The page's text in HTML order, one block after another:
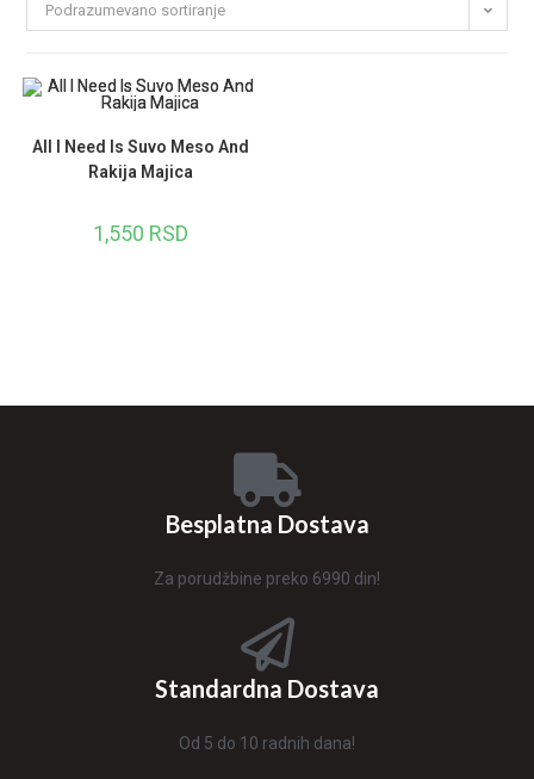
Podrazumevano sortiranje
All I Need Is Suvo Meso And
Rakija Majica
1,550 RSD
Besplatna Dostava
Za porudžbine preko 6990 din!
Standardna Dostava
Od 5 do 10 radnih dana!